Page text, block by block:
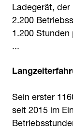
Ladegerät,
2.200
1.200
...
Sein erster
seit 2015 im